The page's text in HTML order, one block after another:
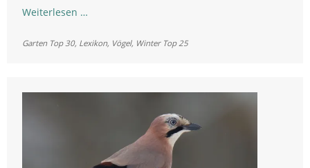
Weiterlesen …
Garten Top 30, Lexikon, Vögel, Winter Top 25